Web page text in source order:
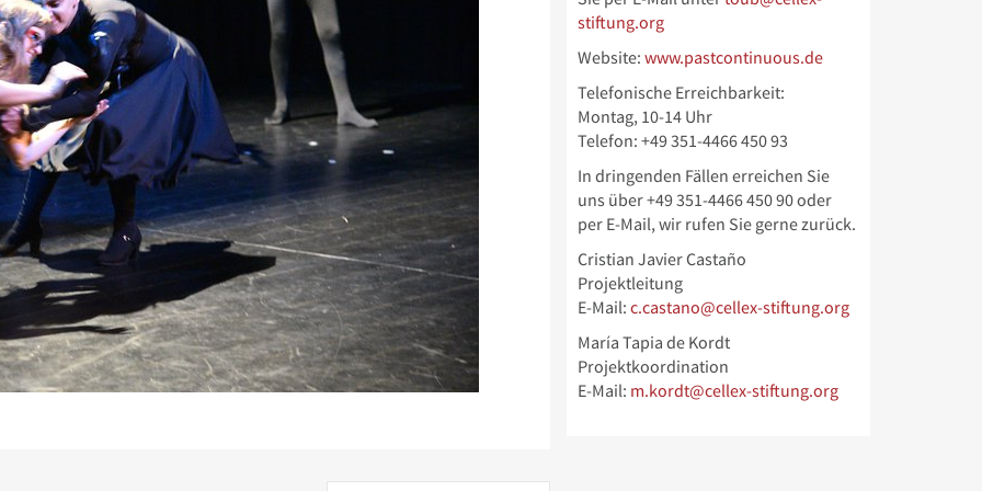
stiftung.org
Website: www.pastcontinuous.de
Telefonische Erreichbarkeit:
Montag, 10-14 Uhr
Telefon: +49 351-4466 450 93
In dringenden Fällen erreichen Sie
uns über+49 351-4466 450 90 oder
per E-Mail, wir rufen Sie gerne zurück.
Cristian Javier Castaño
Projektleitung
E-Mail: c.castano@cellex-stiftung.org
María Tapia de Kordt
Projektkoordination
E-Mail: m.kordt@cellex-stiftung.org